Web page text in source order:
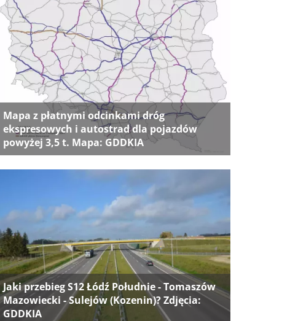
Mapa z płatnymi odcinkami dróg
ekspresowych i autostrad dla pojazdów
powyżej 3,5 t. Mapa: GDDKIA
Jaki przebieg S12 Łódź Południe - Tomaszów
Mazowiecki - Sulejów (Kozenin)? Zdjęcia:
GDDKIA